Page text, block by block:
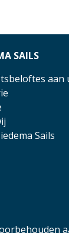
SAILS
aan
Sails